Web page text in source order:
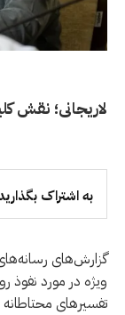
لاریجانی؛ نقش
به اشتراک
گزارش‌های
ویژه در مورد نفوذ
تفسیرهای